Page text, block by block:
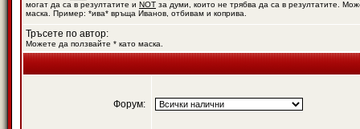
могат да са в резултатите и NOT за думи, които не трябва да са в резултатите.
маска. Пример: *ива* връща Иванов, отбивам и коприва.
Тръсете по автор:
Можете да ползвайте * като маска.
Форум: